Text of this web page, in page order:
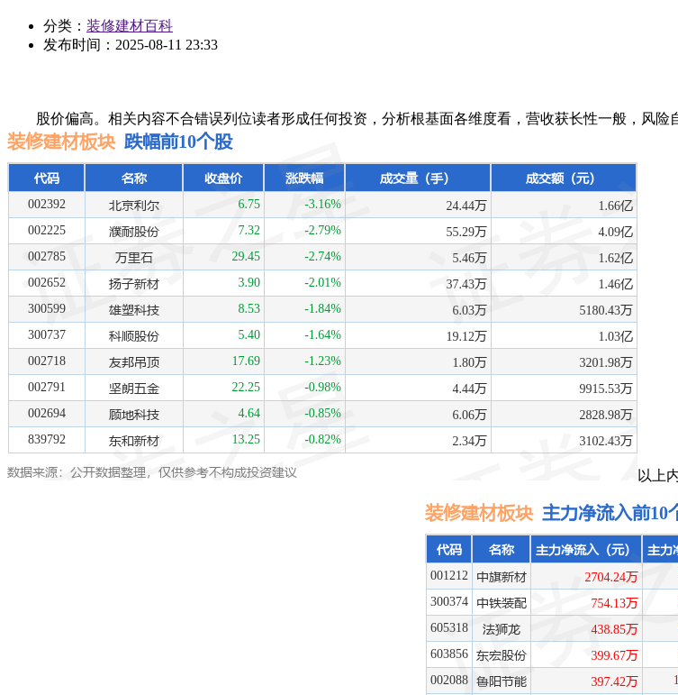
分类： 装修建材百科
发布时间： 2025-08-11 23:33
股价偏高。相关内容不合错误列位读者形成任何投资，分析根基面各维度看，营收获长性一般，风险
以上